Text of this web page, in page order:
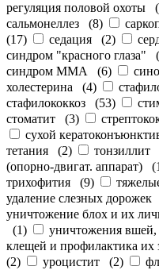
регуляция половой охоты (
сальмонеллез (8)
(17) седация (2)
синдром "красного глаза" (
синдром ММА
(6)
холестерина (4)
стафилококкоз (53)
стоматит (3)
сухой
тетания (2) тонзиллит
(опорно-двигат. аппарат) (
трихофития (9)
удаление слезных дорожек
уничтожение блох и их
(1)
уничтожения вшей,
клещей и профилактика их
(2) уроцистит (2)